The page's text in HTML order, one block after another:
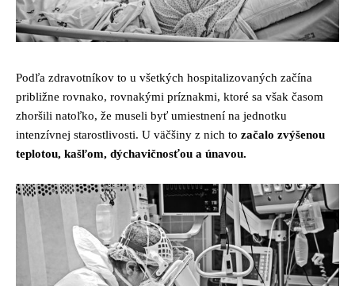
Podľa zdravotníkov to u všetkých hospitalizovaných začína
približne rovnako, rovnakými príznakmi, ktoré sa však časom
zhoršili natoľko, že museli byť umiestnení na jednotku
intenzívnej starostlivosti. U väčšiny z nich to začalo zvýšenou
teplotou, kašľom, dýchavičnosťou a únavou.